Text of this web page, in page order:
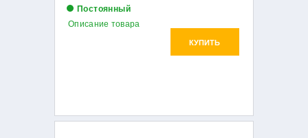
Постоянный
КУПИТЬ
Описание товара